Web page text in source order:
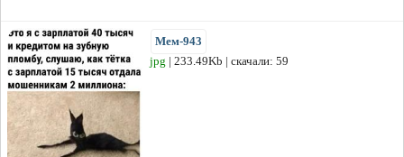
Мем-943
jpg | 233.49Kb | скачали: 59